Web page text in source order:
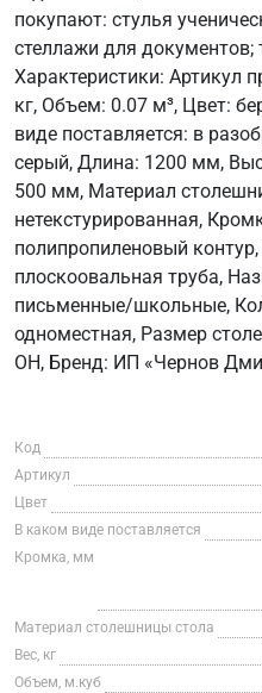
покупают: стулья
стеллажи для документов;
Характеристики: Артикул
кг, Объем: 0.07 м³, Цвет:
виде поставляется: в
серый, Длина: 1200 мм,
500 мм, Материал
нетекстурированная,
полипропиленовый
плоскоовальная труба,
письменные/школьные,
одноместная, Размер
ОН, Бренд: ИП «Чернов
Код
Артикул
Цвет
В каком виде поставляется
Кромка, мм
Материал столешницы стола
Вес, кг
Объем, м.куб